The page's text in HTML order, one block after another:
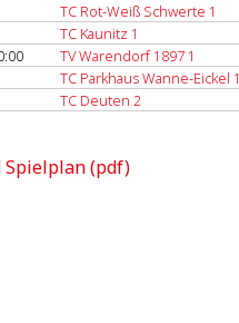
TC Rot-Weiß Schwerte 1
TC Kaunitz 1
TV Warendorf 1897 1
TC Parkhaus Wanne-Eickel 1
TC Deuten 2
Spielplan (pdf)